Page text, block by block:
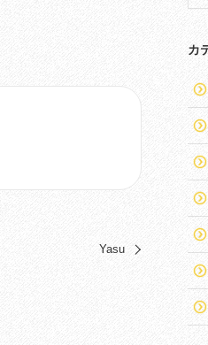
Yasu
カ